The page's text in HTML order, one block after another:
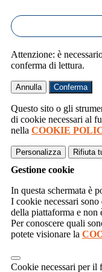
Attenzione: è
conferma di lettura.
Annulla Conferma
Questo sito o gli
di cookie necessari al
nella COOKIE
Personalizza Rifiuta
Gestione cookie
In questa schermata è
I cookie necessari
della piattaforma e non
Per conoscere quali
potete visionare la
Cookie necessari per il